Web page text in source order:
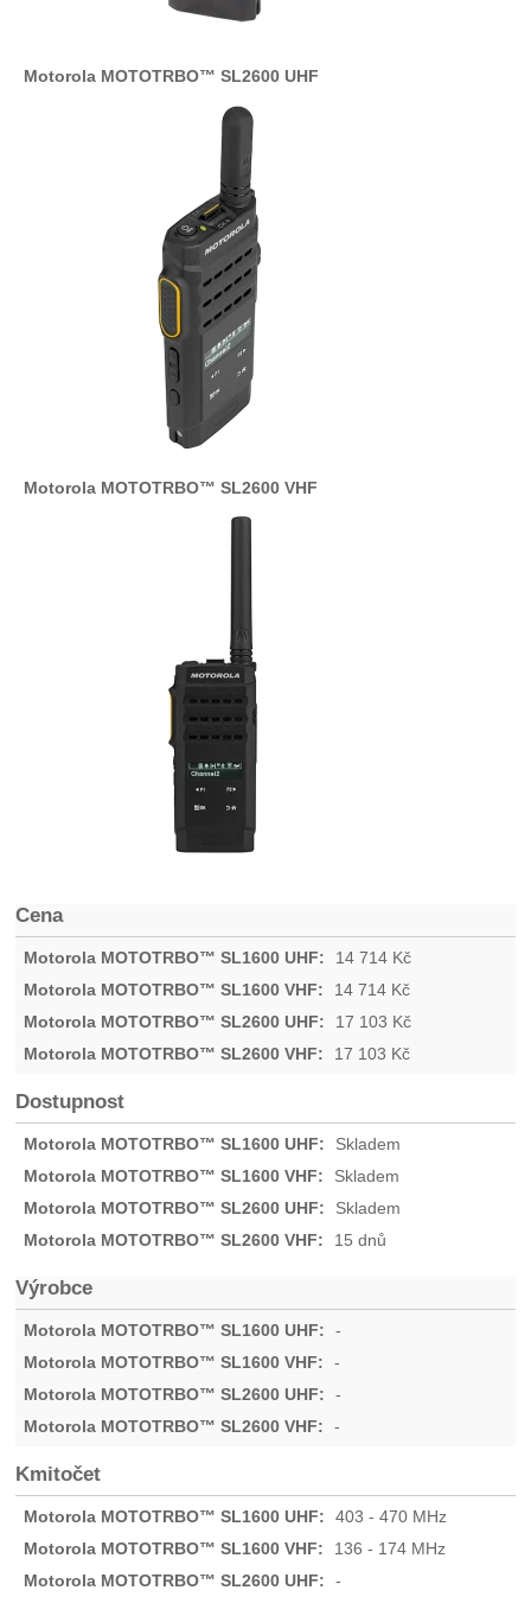
Cena
14 714 Kč
14 714 Kč
17 103 Kč
17 103 Kč
Dostupnost
Skladem
Skladem
Skladem
15 dnů
Výrobce
-
-
-
-
Kmitočet
403 - 470 MHz
136 - 174 MHz
-